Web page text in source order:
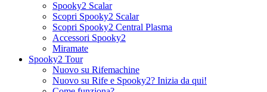
Spooky2 Scalar
Scopri Spooky2 Scalar
Scopri Spooky2 Central Plasma
Accessori Spooky2
Miramate
Spooky2 Tour
Nuovo su Rifemachine
Nuovo su Rife e Spooky2? Inizia da qui!